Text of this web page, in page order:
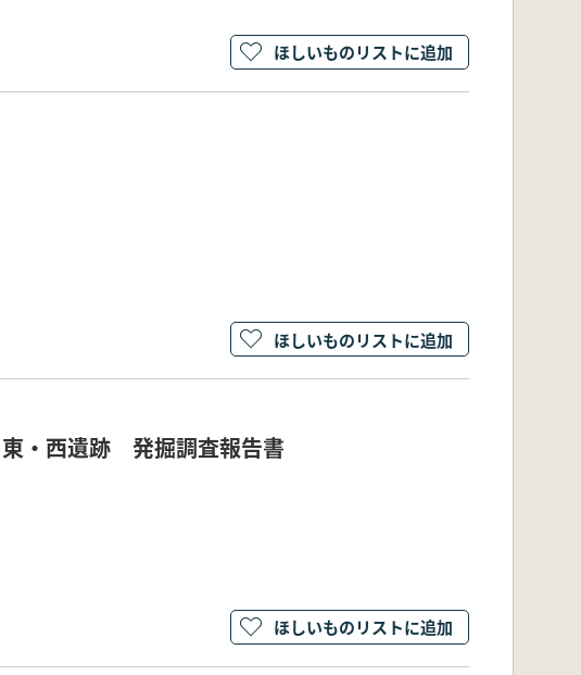
ほしいものリストに追加
ほしいものリストに追加
・西遺跡 発掘調査報告書
ほしいものリストに追加